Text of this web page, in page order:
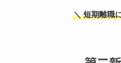
＼ 短期離職